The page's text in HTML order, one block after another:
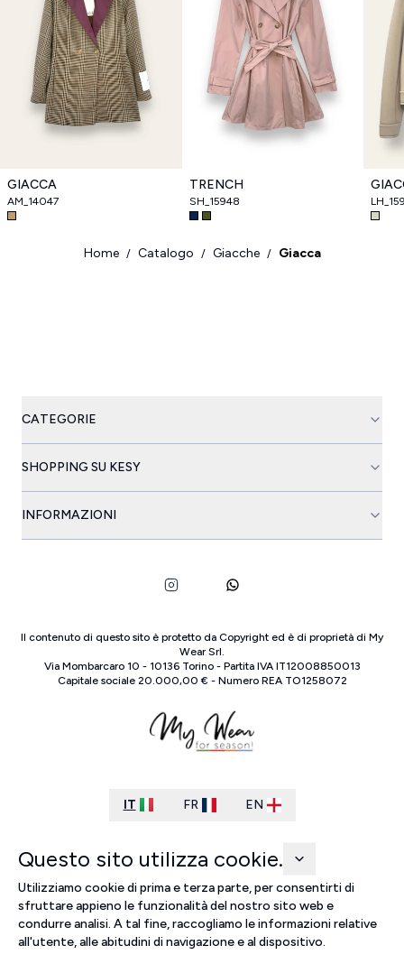
GIACCA
AM_14047
TRENCH
SH_15948
Home / Catalogo / Giacche / Giacca
CATEGORIE
SHOPPING SU KESY
INFORMAZIONI
Il contenuto di questo sito è protetto da Copyright ed è di proprietà di My
Wear Srl.
Via Mombarcaro 10 - 10136 Torino- Partita IVA IT12008850013
Capitale sociale 20.000,00 € - Numero REA TO1258072
IT FR EN
Questo sito utilizza cookie.
Utilizziamo cookie di prima e terza parte, per consentirti di
sfruttare appieno le funzionalità del nostro sito web e
condurre analisi. A tal fine, raccogliamo le informazioni relative
all'utente, alle abitudini di navigazione e al dispositivo.